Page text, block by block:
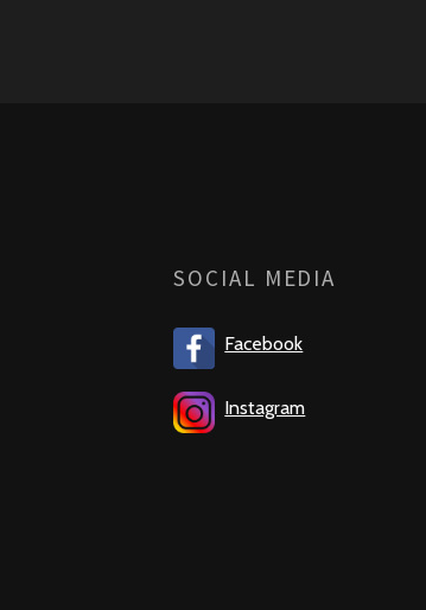
SOCIAL MEDIA
Facebook
Instagram